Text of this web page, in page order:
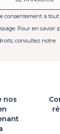
consentement à
Pour en savoir
consultez notre
nos